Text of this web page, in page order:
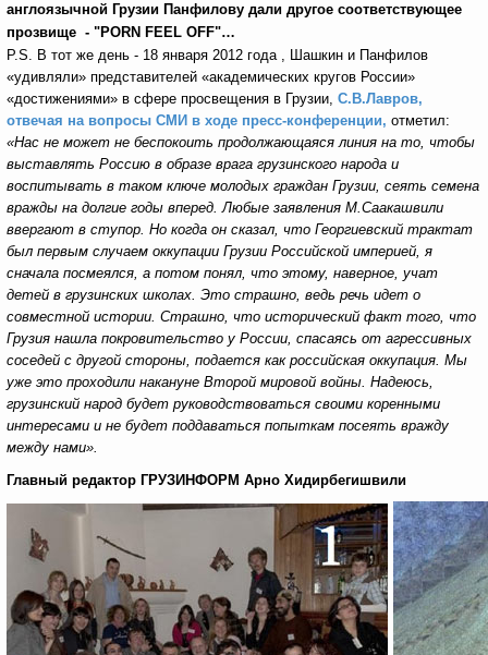
англоязычной Грузии Панфилову дали другое соответствующее
прозвище - "PORN FEEL OFF"…
P.S. В тот же день - 18 января 2012 года , Шашкин и Панфилов
«удивляли» представителей «академических кругов России»
«достижениями» в сфере просвещения в Грузии, С.В.Лавров,
отвечая на вопросы СМИ в ходе пресс-конференции, отметил:
«Нас не может не беспокоить продолжающаяся линия на то, чтобы
выставлять Россию в образе врага грузинского народа и
воспитывать в таком ключе молодых граждан Грузии, сеять семена
вражды на долгие годы вперед. Любые заявления М.Саакашвили
ввергают в ступор. Но когда он сказал, что Георгиевский трактат
был первым случаем оккупации Грузии Российской империей, я
сначала посмеялся, а потом понял, что этому, наверное, учат
детей в грузинских школах. Это страшно, ведь речь идет о
совместной истории. Страшно, что исторический факт того, что
Грузия нашла покровительство у России, спасаясь от агрессивных
соседей с другой стороны, подается как российская оккупация. Мы
уже это проходили накануне Второй мировой войны. Надеюсь,
грузинский народ будет руководствоваться своими коренными
интересами и не будет поддаваться попыткам посеять вражду
между нами».
Главный редактор ГРУЗИНФОРМ Арно Хидирбегишвили